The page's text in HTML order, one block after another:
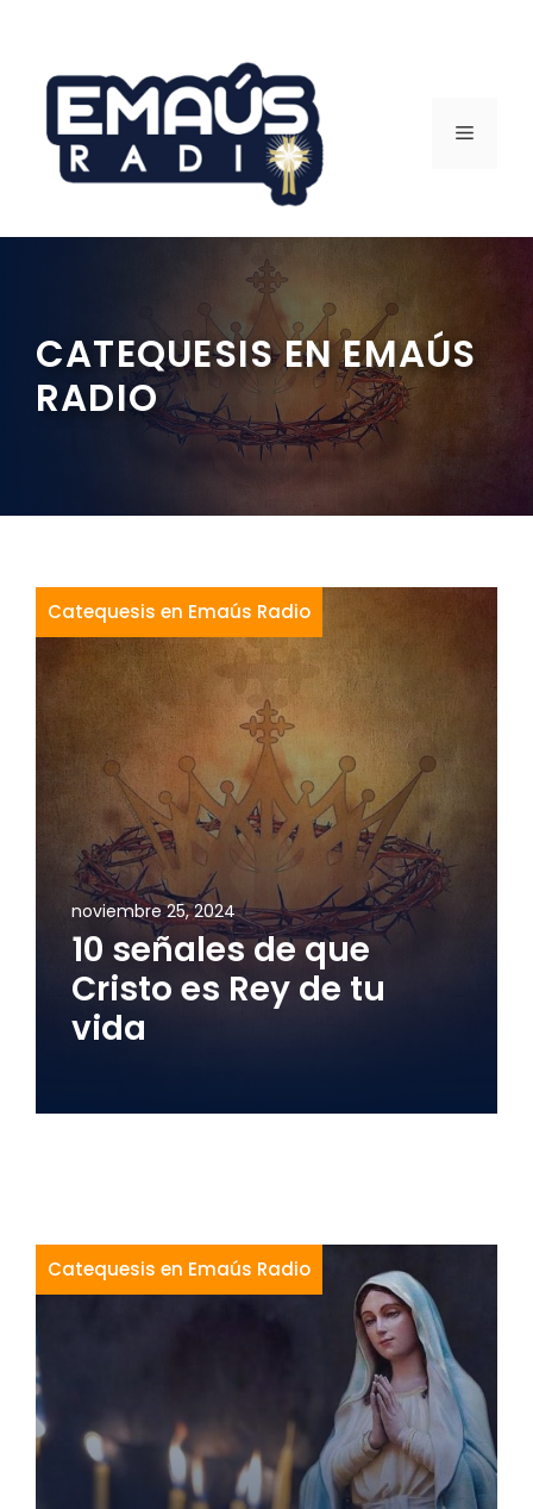
contenido
MENÚ
CATEQUESIS EN EMAÚS
RADIO
Catequesis en Emaús Radio
noviembre 25, 2024
10 señales de que
Cristo es Rey de tu
vida
Catequesis en Emaús Radio